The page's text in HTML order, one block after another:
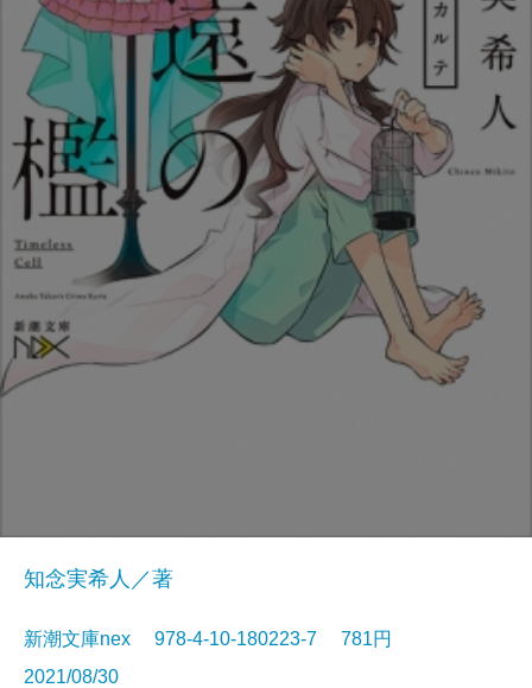
知念実希人／著
新潮文庫nex 978-4-10-180223-7 781円
2021/08/30